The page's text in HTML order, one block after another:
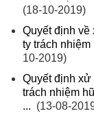
(18-10-2019)
Quyết định
ty trách
10-2019)
Quyết định
trách nhiệm
... (13-08-